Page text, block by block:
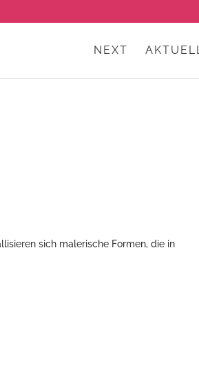
NEXT AKTUELL
sich malerische Formen, die in